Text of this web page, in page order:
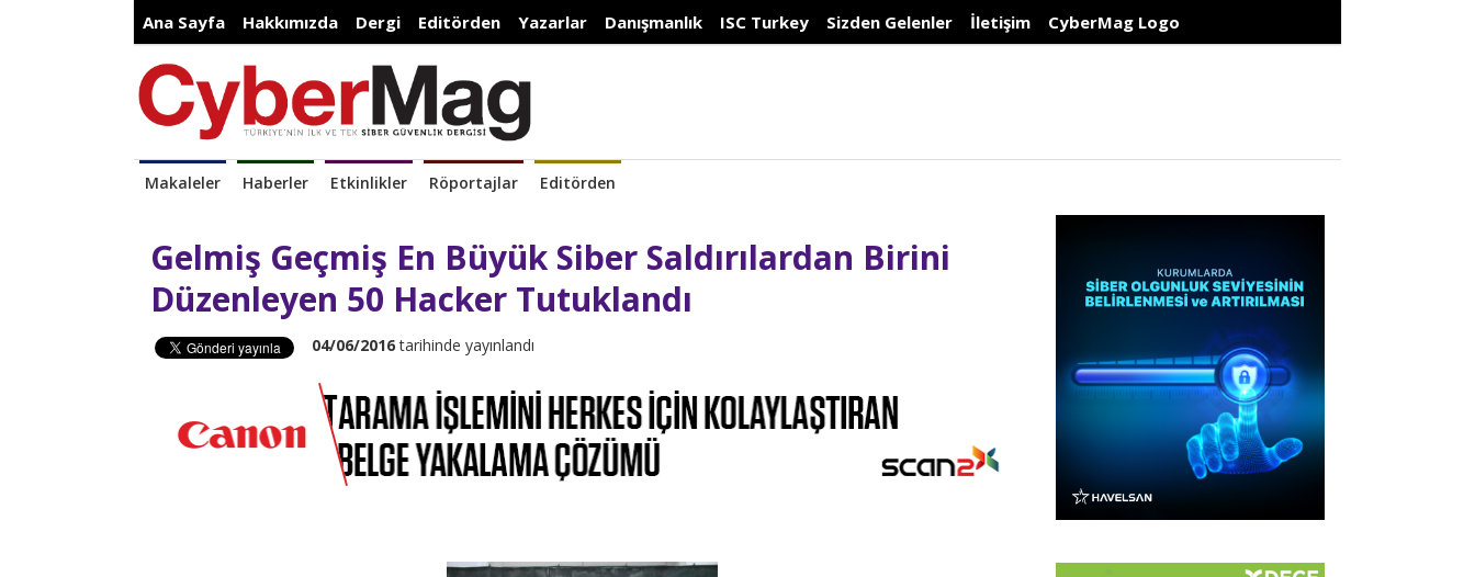
Ana Sayfa Hakkımızda Dergi Editörden Yazarlar Danışmanlık ISC Turkey Sizden Gelenler İletişim CyberMag Logo
Makaleler Haberler Etkinlikler Röportajlar Editörden
Gelmiş Geçmiş En Büyük Siber Saldırılardan Birini
Düzenleyen 50 Hacker Tutuklandı
04/06/2016tarihinde yayınlandı